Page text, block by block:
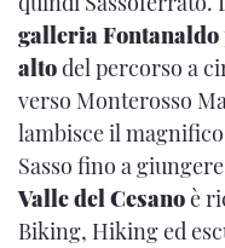
galleria Fontanaldo
altodel percorso a
verso Monterosso
lambisce il
Sasso fino a
Valle del Cesanoè
Biking, Hiking ed